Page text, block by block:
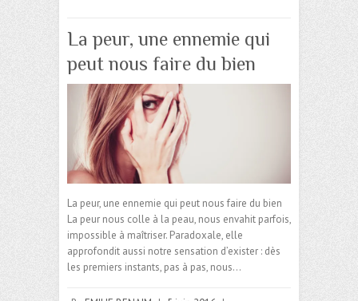
La peur, une ennemie qui
peut nous faire du bien
La peur, une ennemie qui peut nous faire du bien
La peur nous colle à la peau, nous envahit parfois,
impossible à maîtriser. Paradoxale, elle
approfondit aussi notre sensation d’exister : dès
les premiers instants, pas à pas, nous…